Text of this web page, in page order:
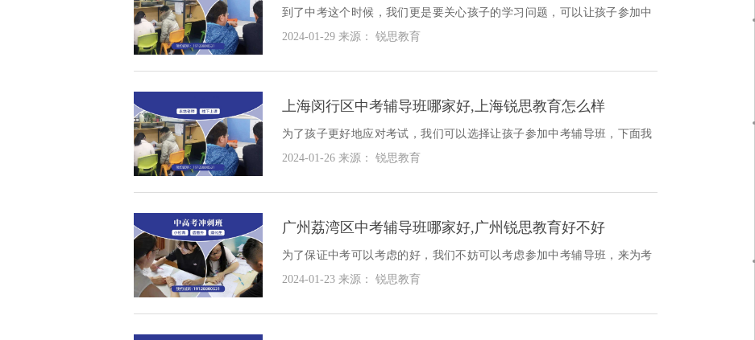
到了中考这个时候，我们更是要关心孩子的学习问题，可以让孩子参加中
考辅导班，这会对孩子的学习发展，带来大大的影响，具体我们来一起看
2024-01-29 来源： 锐思教育
上海闵行区中考辅导班哪家好,上海锐思教育怎么样
为了孩子更好地应对考试，我们可以选择让孩子参加中考辅导班，下面我
们就具体看一看上海闵行区中考辅导班哪家好？
2024-01-26 来源： 锐思教育
广州荔湾区中考辅导班哪家好,广州锐思教育好不好
为了保证中考可以考虑的好，我们不妨可以考虑参加中考辅导班，来为考
试做好一切准备工作，那接下来我们就具体看看广州荔湾区中考辅导班哪
2024-01-23 来源： 锐思教育